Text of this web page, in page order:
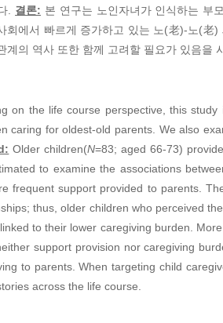
. 결론: 본 연구는 노인자녀가 인식하는 부
회에서 빠르게 증가하고 있는 노(老)-노(
계의 역사 또한 함께 고려할 필요가 있음을
on the life course perspective, this
caring for oldest-old parents. We also
Older children(N=83; aged 66-73)
to examine the associations
frequent support provided to parents.
thus, older children who perceived
to their lower caregiving burden.
support provision nor caregiving
to parents. When targeting child
across the life course.